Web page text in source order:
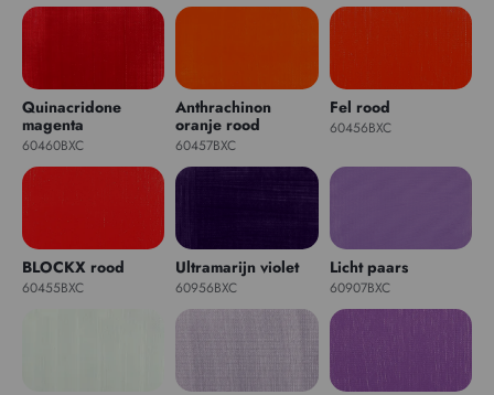
Quinacridone
magenta
60460BXC
Anthrachinon
oranje rood
60457BXC
Fel rood
60456BXC
BLOCKX rood
60455BXC
Ultramarijn violet
60956BXC
Licht paars
60907BXC